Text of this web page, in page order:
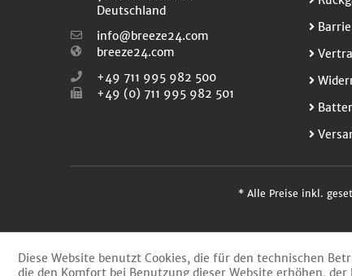
Deutschland
info@breeze24.com
breeze24.com
+49 711 995 982 500
+49 (0) 711 995 982 501
* Alle Preise inkl.
Diese Website benutzt Cookies, die für den technischen
die den Komfort bei Benutzung dieser Website erhöhen,